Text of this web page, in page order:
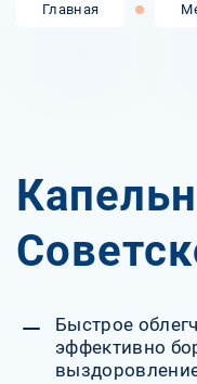
Главная
Быстрое
эффективно